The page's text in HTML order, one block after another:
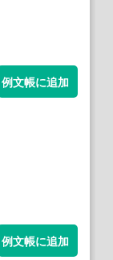
例文帳に追加
例文帳に追加